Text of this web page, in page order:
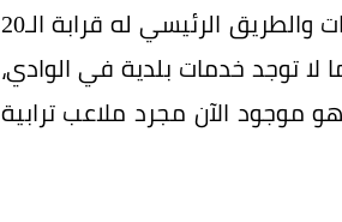
مداخل الحارات في الوادي ترابية ولا توجد سفلتة ولا إنارة ولا إرشادات والطريق الرئيسي له قرابة الـ20
لا توجد خدمات بلدية في الوادي،
موجود الآن مجرد ملاعب ترابية